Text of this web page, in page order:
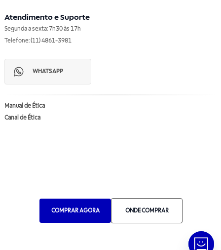
COMPRAR AGORA ONDE COMPRAR
Atendimento e Suporte
Segunda a sexta: 7h30 às 17h
Telefone: (11) 4861-3981
WHATSAPP
Manual de Ética
Canal de Ética